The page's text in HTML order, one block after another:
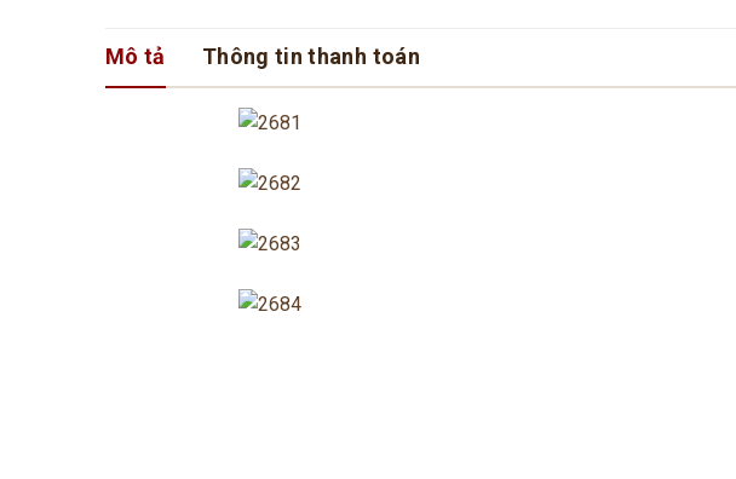
Mô tả Thông tin thanh toán